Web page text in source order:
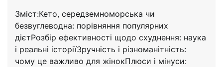
Зміст:Кето, середземноморська чи
безвуглеводна: порівняння популярних
дієтРозбір ефективності щодо схуднення: наука
і реальні історіїЗручність і різноманітність:
чому це важливо для жінокПлюси і мінуси: